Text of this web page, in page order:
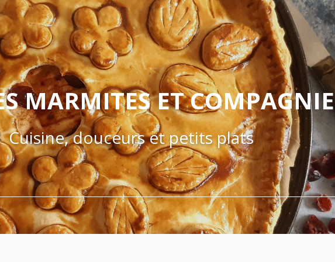
MARMITES ET COMPAGNIE
Cuisine, douceurs et petits plats